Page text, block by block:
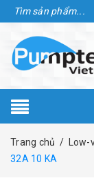
Trang chủ /
32A 10 KA